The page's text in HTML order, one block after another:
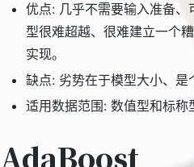
优点: 几乎不需要输入准备
型很难超越、很难建立一个
实现。
缺点: 劣势在于模型大小、是
适用数据范围: 数值型和标称
AdaBoost